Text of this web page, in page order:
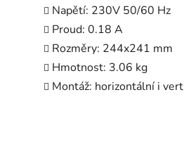
Napětí: 230V 50/60 Hz
Proud: 0.18 A
Rozměry: 244x241 mm
Hmotnost: 3.06 kg
Montáž: horizontální i